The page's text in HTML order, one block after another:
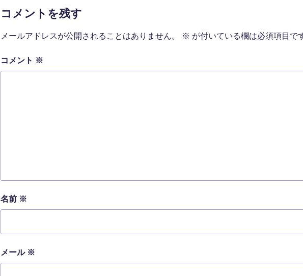
コメントを残す
メールアドレスが公開されることはありません。 ※ が付いている欄は必須項目で
コメント ※
名前 ※
メール ※